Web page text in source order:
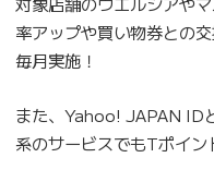
率アップや買い物券との
毎月実施！
また、Yahoo! JAPAN ID
系のサービスでもTポイン